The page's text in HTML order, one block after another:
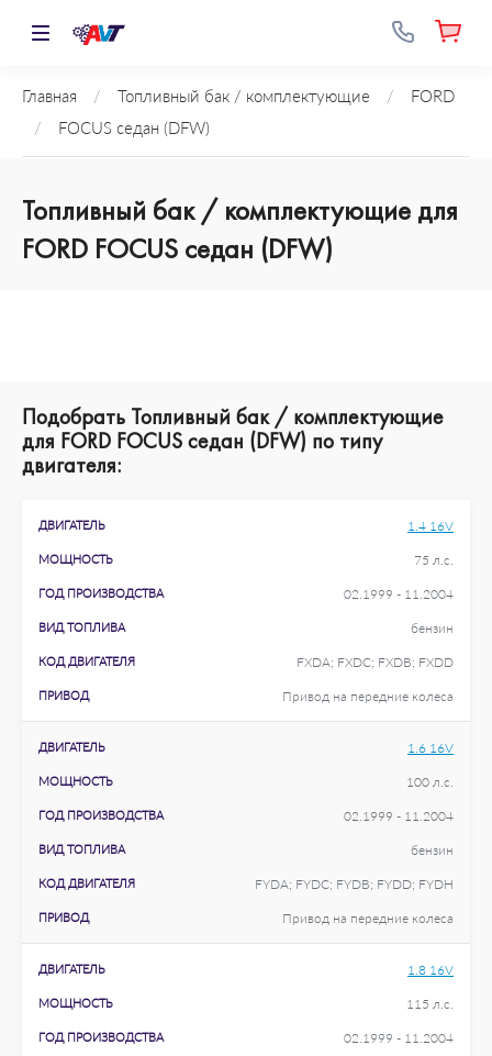
Главная / Топливный бак / комплектующие /
FORD
/
FOCUS седан (DFW)
Топливный бак / комплектующие для
FORD FOCUS седан (DFW)
Подобрать Топливный бак / комплектующие
для FORD FOCUS седан (DFW) по типу
двигателя:
ДВИГАТЕЛЬ 1.4 16V
МОЩНОСТЬ 75 л.с.
ГОД ПРОИЗВОДСТВА 02.1999 - 11.2004
ВИД ТОПЛИВА бензин
КОД ДВИГАТЕЛЯ FXDA; FXDC; FXDB; FXDD
ПРИВОД Привод на передние колеса
ДВИГАТЕЛЬ 1.6 16V
МОЩНОСТЬ 100 л.с.
ГОД ПРОИЗВОДСТВА 02.1999 - 11.2004
ВИД ТОПЛИВА бензин
КОД ДВИГАТЕЛЯ FYDA; FYDC; FYDB; FYDD; FYDH
ПРИВОД Привод на передние колеса
ДВИГАТЕЛЬ 1.8 16V
МОЩНОСТЬ 115 л.с.
ГОД ПРОИЗВОДСТВА 02.1999 - 11.2004